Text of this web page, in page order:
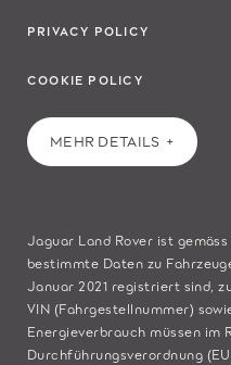
PRIVACY POLICY
COOKIE POLICY
MEHR DETAILS
Jaguar Land Rover ist
bestimmte Daten zu
Januar 2021 registriert sind,
VIN (Fahrgestellnummer)
Energieverbrauch müssen im
Durchführungsverordnung